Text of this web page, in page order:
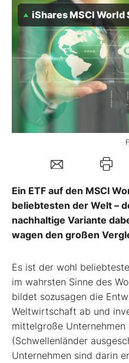
BO-Musterdepots
Experten
Mein B:O
Mein Konto
Kontakt
iShares MSCI World SRI UCITS
Ein ETF auf den MSCI
beliebtesten der Welt –
nachhaltige Variante
wagen den großen
Es ist der wohl
im wahrsten Sinne des
bildet sozusagen die
Weltwirtschaft ab und
mittelgroße Unternehmen
(Schwellenländer
Unternehmen sind darin